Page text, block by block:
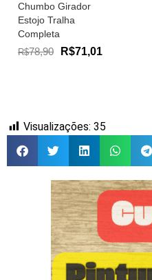
Chumbo Girador
Estojo Tralha
Completa
R$78,90 R$71,01
Visualizações: 35